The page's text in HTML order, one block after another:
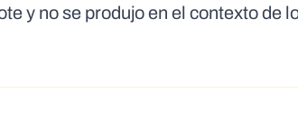
y no se produjo en el contexto de